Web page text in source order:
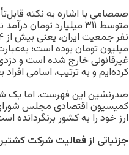
صمصامی با اشاره به نکته
کرده‌ایم و به ترتیب، اسامی
صدرنشین این فهرست، اما یک
ارز خود را به کشور برنگردانده
جزئیاتی از فعالیت شرکت